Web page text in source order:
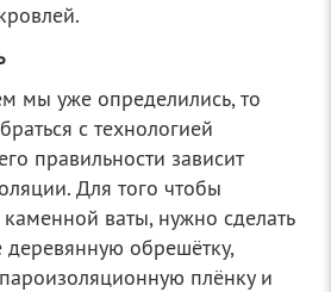
мы уже определились, то
с технологией
правильности зависит
Для того чтобы
ваты, нужно сделать
деревянную обрешётку,
пароизоляционную плёнку и